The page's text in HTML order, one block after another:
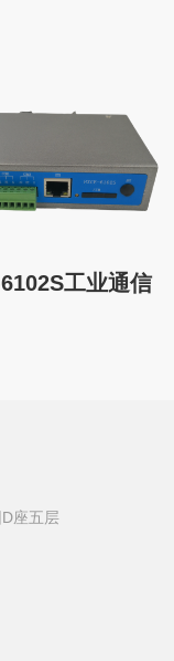
工业通信
座五层